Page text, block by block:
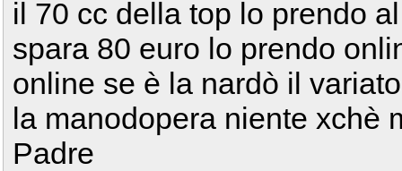
il 70 cc della top lo prendo
spara 80 euro lo prendo
online se è la nardò il
la manodopera niente xchè
Padre